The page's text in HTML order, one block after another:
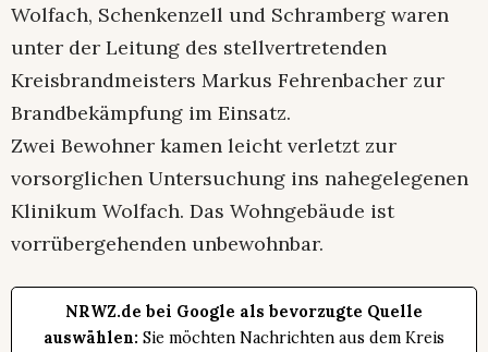
Wolfach, Schenkenzell und Schramberg waren
unter der Leitung des stellvertretenden
Kreisbrandmeisters Markus Fehrenbacher zur
Brandbekämpfung im Einsatz.
Zwei Bewohner kamen leicht verletzt zur
vorsorglichen Untersuchung ins nahegelegenen
Klinikum Wolfach. Das Wohngebäude ist
vorrübergehenden unbewohnbar.
NRWZ.de bei Google als bevorzugte Quelle
auswählen: Sie möchten Nachrichten aus dem Kreis